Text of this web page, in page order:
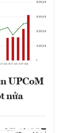
UPCoM
nửa